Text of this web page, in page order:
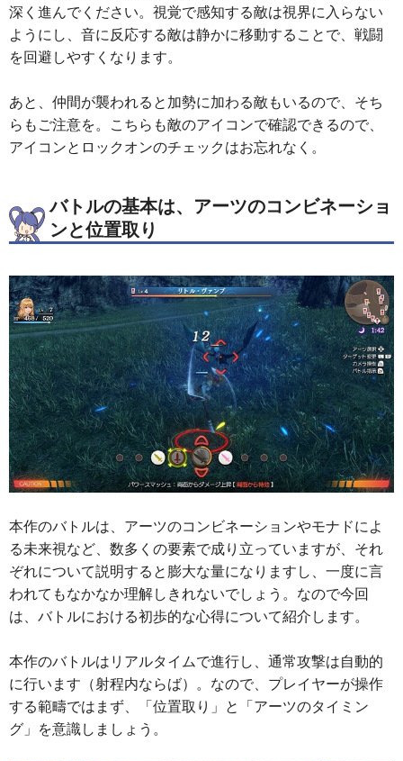
深く進んでください。視覚で感知する敵は視界に入らない
ようにし、音に反応する敵は静かに移動することで、戦闘
を回避しやすくなります。
あと、仲間が襲われると加勢に加わる敵もいるので、そち
らもご注意を。こちらも敵のアイコンで確認できるので、
アイコンとロックオンのチェックはお忘れなく。
バトルの基本は、アーツのコンビネーショ
ンと位置取り
本作のバトルは、アーツのコンビネーションやモナドによ
る未来視など、数多くの要素で成り立っていますが、それ
ぞれについて説明すると膨大な量になりますし、一度に言
われてもなかなか理解しきれないでしょう。なので今回
は、バトルにおける初歩的な心得について紹介します。
本作のバトルはリアルタイムで進行し、通常攻撃は自動的
に行います（射程内ならば）。なので、プレイヤーが操作
する範疇ではまず、「位置取り」と「アーツのタイミン
グ」を意識しましょう。